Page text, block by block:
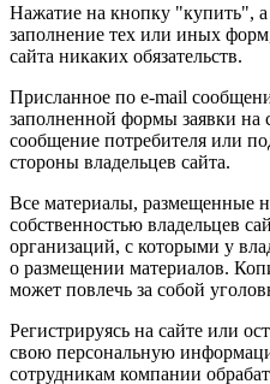
Нажатие на кнопку "купить",
заполнение тех или иных
сайта никаких обязательств.
Присланное по e-mail
заполненной формы заявки на
сообщение потребителя или
стороны владельцев сайта.
Все материалы, размещенные
собственностью владельцев
организаций, с которыми у
о размещении материалов.
может повлечь за собой
Регистрируясь на сайте или
свою персональную
сотрудникам компании